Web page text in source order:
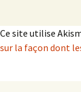
Ce site utilise
sur la façon dont